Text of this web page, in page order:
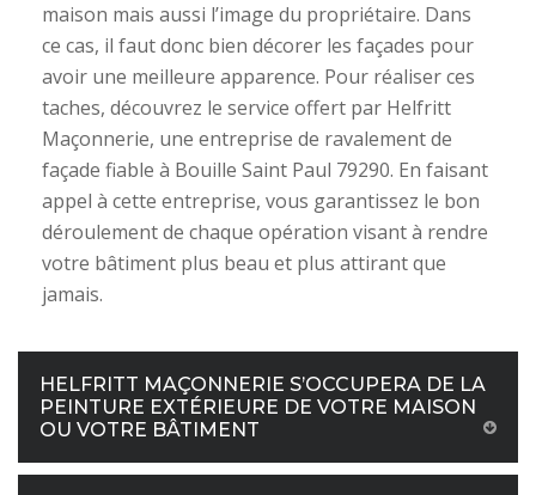
maison mais aussi l’image du propriétaire. Dans
ce cas, il faut donc bien décorer les façades pour
avoir une meilleure apparence. Pour réaliser ces
taches, découvrez le service offert par Helfritt
Maçonnerie, une entreprise de ravalement de
façade fiable à Bouille Saint Paul 79290. En faisant
appel à cette entreprise, vous garantissez le bon
déroulement de chaque opération visant à rendre
votre bâtiment plus beau et plus attirant que
jamais.
HELFRITT MAÇONNERIE S’OCCUPERA DE LA
PEINTURE EXTÉRIEURE DE VOTRE MAISON
OU VOTRE BÂTIMENT